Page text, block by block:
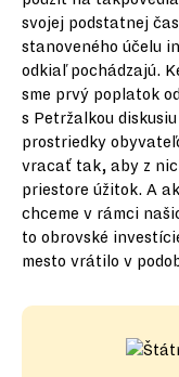
svojej podstatnej
stanoveného účelu
odkiaľ pochádzajú.
sme prvý poplatok
s Petržalkou
prostriedky
vracať tak, aby z
priestore úžitok. A
chceme v rámci
to obrovské
mesto vrátilo v